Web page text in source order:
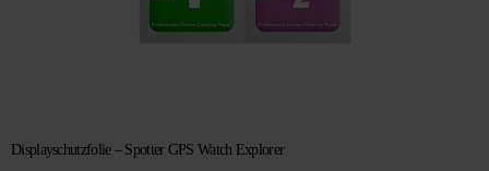
Displayschutzfolie – Spotter GPS Watch Explorer